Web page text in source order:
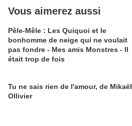
Vous aimerez aussi
Pêle-Mêle : Les Quiquoi et le
bonhomme de neige qui ne voulait
pas fondre - Mes amis Monstres - Il
était trop de fois
Tu ne sais rien de l'amour, de Mikaël
Ollivier